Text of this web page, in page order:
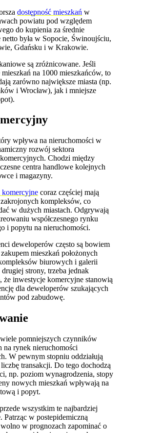
dostępność mieszkań w
powiatu pod względem
do kupienia za średnie
była w Sopocie, Świnoujściu,
Gdańsku i w Krakowie.
są zróżnicowane. Jeśli
na 1000 mieszkańców, to
zarówno największe miasta (np.
i Wrocław), jak i mniejsze
wpływa na nieruchomości w
rozwój sektora
Chodzi między
centra handlowe kolejnych
i magazyny.
coraz częściej mają
zakrojonych kompleksów, co
w dużych miastach. Odgrywają
współczesnego rynku
i popytu na nieruchomości.
deweloperów często są bowiem
mieszkań położonych
biurowych i galerii
strony, trzeba jednak
że inwestycje komercyjne stanowią
dla deweloperów szukających
pod zabudowę.
pomniejszych czynników
na rynek nieruchomości
W pewnym stopniu oddziałują
liczbę transakcji. Do tego dochodzą
np. poziom wynagrodzenia, stopy
nowych mieszkań wpływają na
i popyt.
wszystkim te najbardziej
Patrząc w postepidemiczną
wolno w prognozach zapominać o